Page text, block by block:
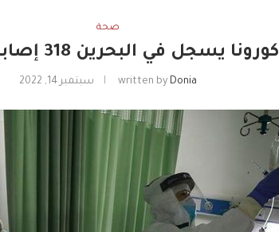
صحة
كورونا يسجل في البحرين 318 إصابة جديدة
written by Donia سبتمبر 14, 2022